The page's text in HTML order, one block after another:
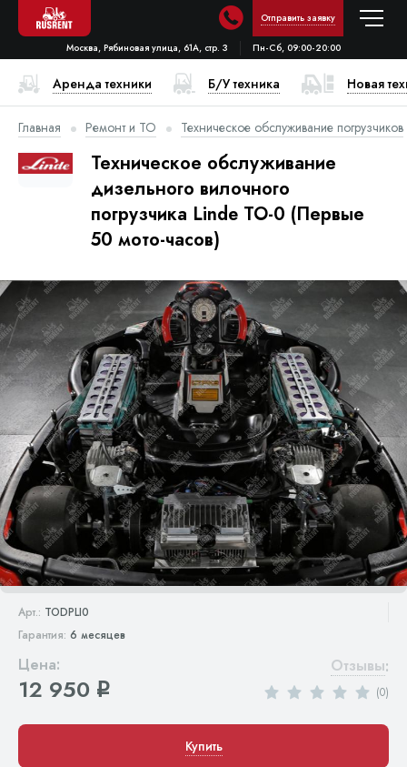
Отправить заявку
Москва, Рябиновая улица, 61А, стр. 3 Пн-Сб, 09:00-20:00
Аренда техники Б/У техника Новая
Главная Ремонт и ТО Техническое обслуживание погрузчиков
Техническое обслуживание
дизельного вилочного
погрузчика Linde ТО-0 (Первые
50 мото-часов)
Арт.: TODPLI0
Гарантия: 6 месяцев
Цена:
12 950 q
Отзывы:
(0)
Купить